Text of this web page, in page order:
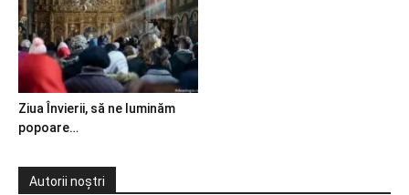
Ziua Învierii, să ne luminăm
popoare…
Autorii noștri